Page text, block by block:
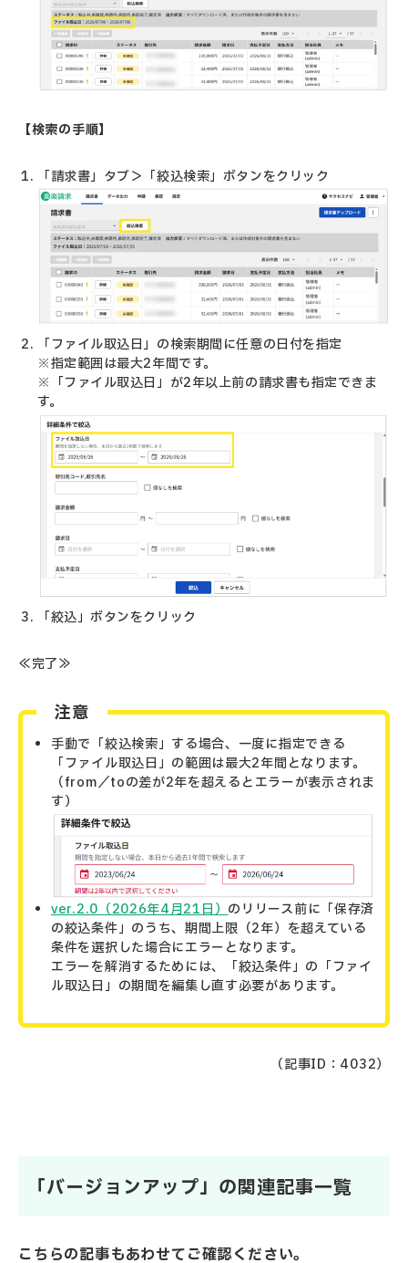
【検索の手順】
「請求書」タブ＞「絞込検索」ボタンをクリック
「ファイル取込日」の検索期間に任意の日付を指定
※指定範囲は最大2年間です。
※「ファイル取込日」が2年以上前の請求書も指定できま
す。
「絞込」ボタンをクリック
≪完了≫
注意
手動で「絞込検索」する場合、一度に指定できる
「ファイル取込日」の範囲は最大2年間となります。
（from／toの差が2年を超えるとエラーが表示されま
す）
ver.2.0（2026年4月21日） のリリース前に「保存済
の絞込条件」のうち、期間上限（2年）を超えている
条件を選択した場合にエラーとなります。
エラーを解消するためには、「絞込条件」の「ファイ
ル取込日」の期間を編集し直す必要があります。
（記事ID：4032）
「バージョンアップ」の関連記事一覧
こちらの記事もあわせてご確認ください。